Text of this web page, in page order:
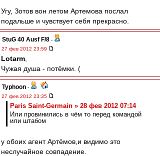
Угу, Зотов вон летом Артемова послал
подальше и чувствует себя прекрасно.
StuG 40 Ausf F/8 -
27 фев 2012 23:59
Lotarm
Чужая душа - потёмки. (
Typhoon -
27 фев 2012 23:35
Paris Saint-Germain » 28 фев 2012 07:14
Или провинились в чём то перед командой
или штабом
у обоих агент Артёмов,и видимо это
неслучайное совпадение.